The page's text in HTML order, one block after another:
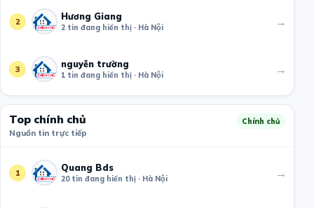
2 Hương Giang
2 tin đang hiển thị · Hà Nội →
3 nguyễn trường
1 tin đang hiển thị · Hà Nội →
Top chính chủ
Nguồn tin trực tiếp
Chính chủ
1 Quang Bds
20 tin đang hiển thị · Hà Nội →